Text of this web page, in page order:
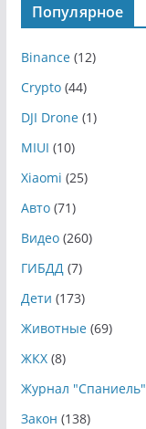
Популярное
Binance(12)
Crypto(44)
DJI Drone(1)
MIUI (10)
Xiaomi (25)
Авто(71)
Видео(260)
ГИБДД(7)
Дети (173)
Животные(69)
ЖКХ(8)
Журнал "Спаниель"
Закон (138)